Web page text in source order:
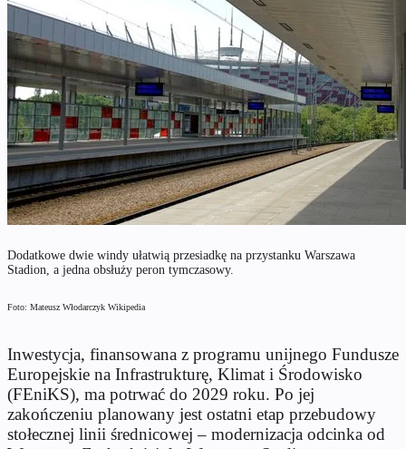
Dodatkowe dwie windy ułatwią przesiadkę na przystanku Warszawa
Stadion, a jedna obsłuży peron tymczasowy.
Foto: Mateusz Włodarczyk Wikipedia
Inwestycja, finansowana z programu unijnego Fundusze
Europejskie na Infrastrukturę, Klimat i Środowisko
(FEniKS), ma potrwać do 2029 roku. Po jej
zakończeniu planowany jest ostatni etap przebudowy
stołecznej linii średnicowej – modernizacja odcinka od